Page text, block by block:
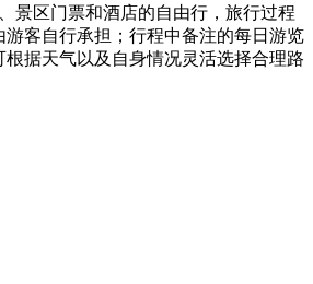
景区门票和酒店的自由行，旅行过程
客自行承担；行程中备注的每日游览
据天气以及自身情况灵活选择合理路